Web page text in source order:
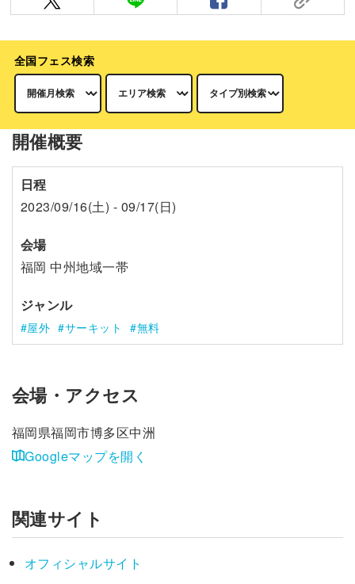
全国フェス検索
開催概要
日程
2023/09/16(土) - 09/17(日)
会場
福岡 中州地域一帯
ジャンル
屋外 サーキット 無料
会場・アクセス
福岡県福岡市博多区中洲
Googleマップを開く
関連サイト
オフィシャルサイト